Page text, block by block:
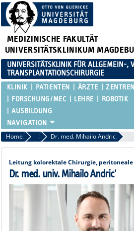
MEDIZINISCHE FAKULTÄT
UNIVERSITÄTSKLINIKUM
UNIVERSITÄTSKLINIK FÜR ALLGEMEIN-,
TRANSPLANTATIONSCHIRURGIE
KLINIK PATIENTEN ÄRZTE ZENTREN
FORSCHUNG/MEC
LEHRE
ROBOTIK
AUSBILDUNG
Home Oberärztinnen / Oberärzte Übersicht
Dr. med. Mihailo Andric
Leitung kolorektale Chirurgie,
Dr. med. univ. Mihailo Andric'